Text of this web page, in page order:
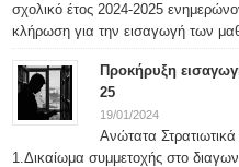
σχολικό έτος 2024-2025
κλήρωση για την εισαγωγή των
Προκήρυξη
25
19/01/2024
Ανώτατα
1.Δικαίωμα συμμετοχής στο